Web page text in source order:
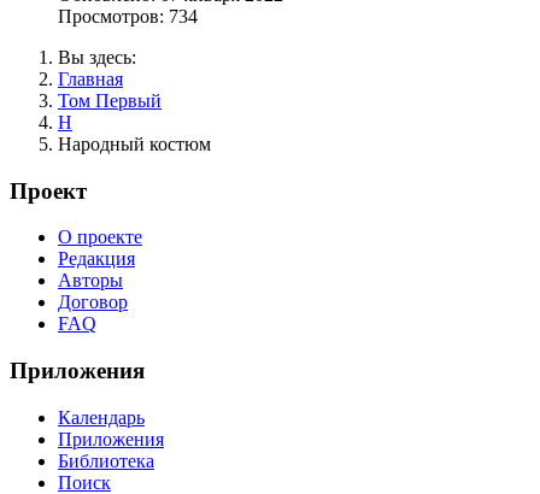
Просмотров: 734
Вы здесь:
Главная
Том Первый
Н
Народный костюм
Проект
О проекте
Редакция
Авторы
Договор
FAQ
Приложения
Календарь
Приложения
Библиотека
Поиск